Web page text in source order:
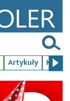
Artykuły Kursy